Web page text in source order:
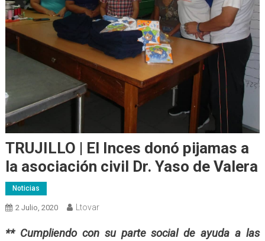
TRUJILLO | El Inces donó pijamas a
la asociación civil Dr. Yaso de Valera
Noticias
2 Julio, 2020 Ltovar
** Cumpliendo con su parte social de ayuda a las